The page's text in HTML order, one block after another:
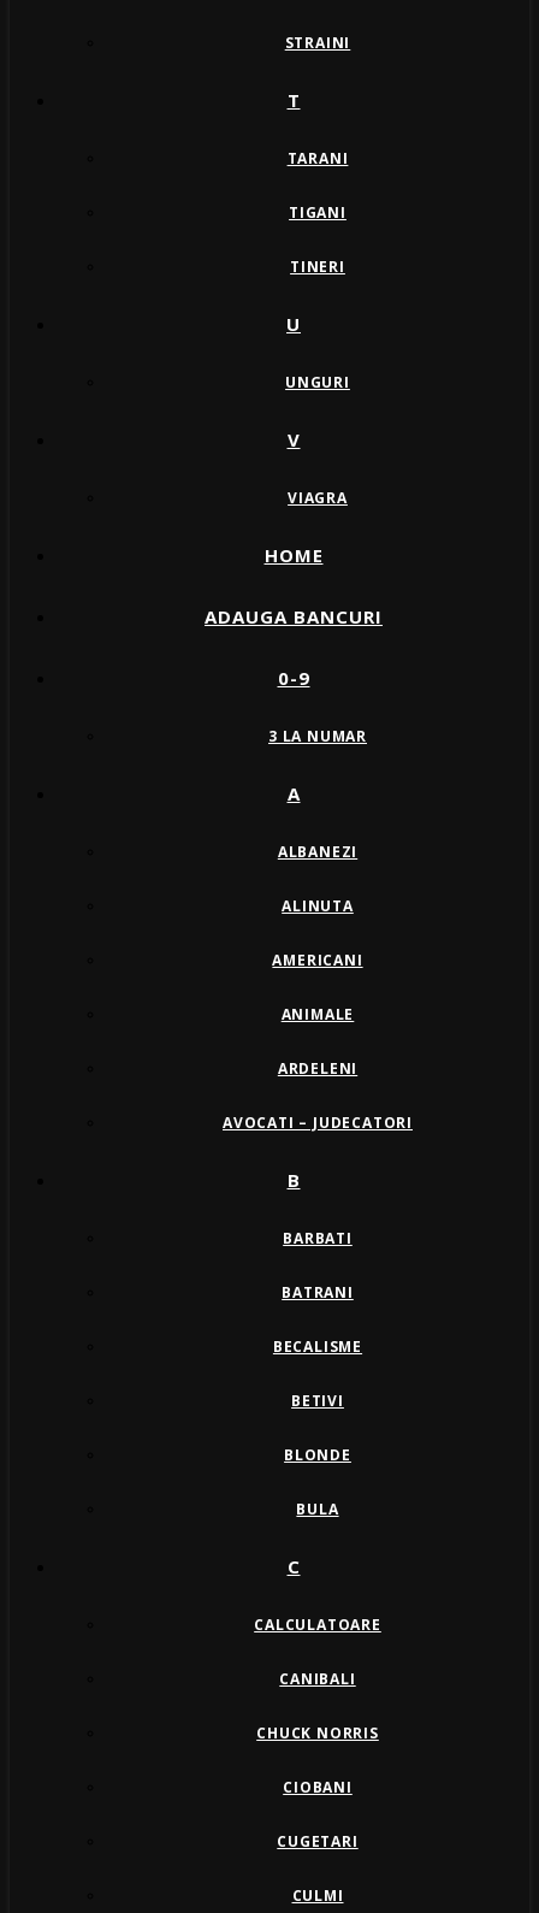
STRAINI
T
TARANI
TIGANI
TINERI
U
UNGURI
V
VIAGRA
HOME
ADAUGA BANCURI
0-9
3 LA NUMAR
A
ALBANEZI
ALINUTA
AMERICANI
ANIMALE
ARDELENI
AVOCATI – JUDECATORI
B
BARBATI
BATRANI
BECALISME
BETIVI
BLONDE
BULA
C
CALCULATOARE
CANIBALI
CHUCK NORRIS
CIOBANI
CUGETARI
CULMI